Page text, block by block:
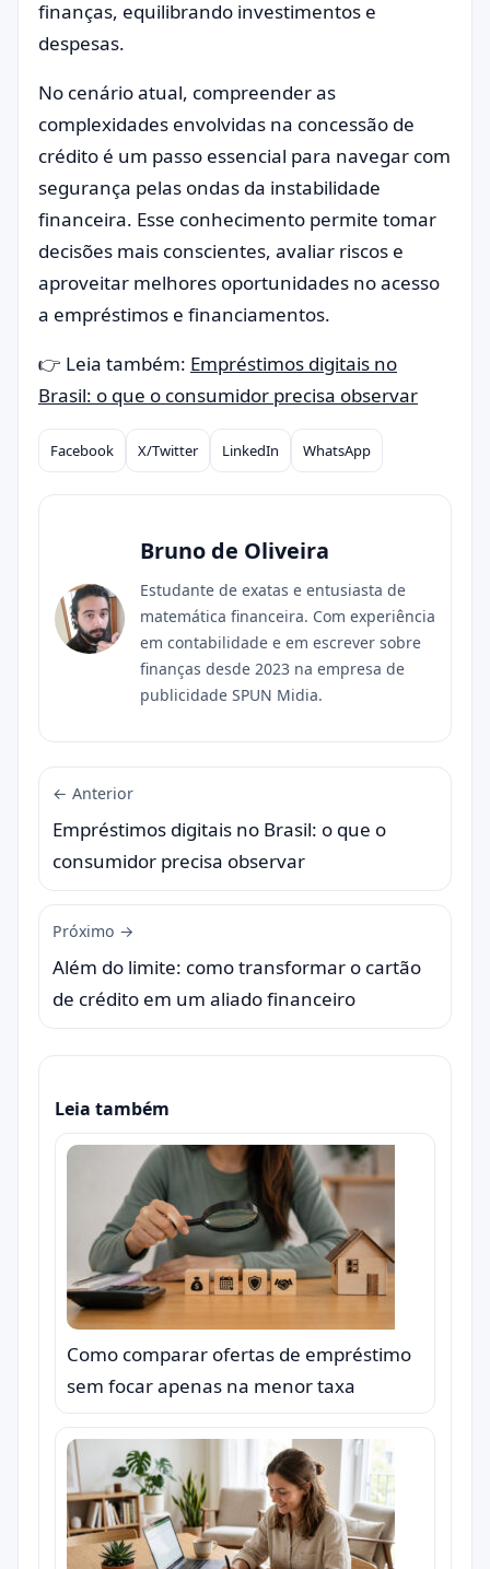
finanças, equilibrando investimentos e
despesas.
No cenário atual, compreender as
complexidades envolvidas na concessão de
crédito é um passo essencial para navegar com
segurança pelas ondas da instabilidade
financeira. Esse conhecimento permite tomar
decisões mais conscientes, avaliar riscos e
aproveitar melhores oportunidades no acesso
a empréstimos e financiamentos.
👉 Leia também: Empréstimos digitais no
Brasil: o que o consumidor precisa observar
Compartilhar
Facebook X/Twitter LinkedIn WhatsApp
Bruno de Oliveira
Estudante de exatas e entusiasta de
matemática financeira. Com experiência
em contabilidade e em escrever sobre
finanças desde 2023 na empresa de
publicidade SPUN Midia.
← Anterior
Empréstimos digitais no Brasil: o que o
consumidor precisa observar
Próximo →
Além do limite: como transformar o cartão
de crédito em um aliado financeiro
Leia também
Como comparar ofertas de empréstimo
sem focar apenas na menor taxa